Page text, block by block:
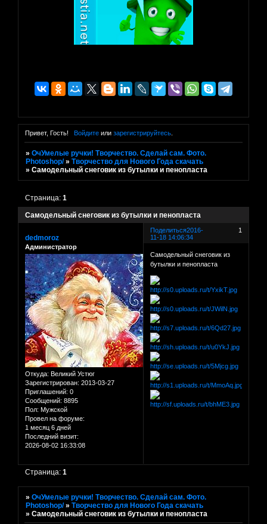
Привет, Гость! Войдитеили зарегистрируйтесь.
»ОчУмелые ручки! Творчество. Сделай сам. Фото.
Photoshop/ »Творчество для Нового Года скачать
»Самодельный снеговик из бутылки и пенопласта
Самодельный снеговик из бутылки и пенопласта
Страница:1
Поделиться 1
2016-
11-18 14:06:34
dedmoroz
Администратор
Откуда: Великий Устюг
Зарегистрирован: 2013-03-27
Приглашений: 0
Сообщений: 8895
Пол: Мужской
Провел на форуме:
1 месяц 6 дней
Последний визит:
2026-08-02 16:33:08
Самодельный снеговик из
бутылки и пенопласта
Страница:1
»ОчУмелые ручки! Творчество. Сделай сам. Фото.
Photoshop/ »Творчество для Нового Года скачать
»Самодельный снеговик из бутылки и пенопласта